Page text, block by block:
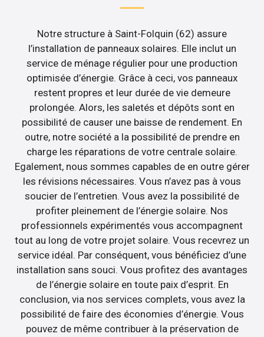
Notre structure à Saint-Folquin (62) assure
l’installation de panneaux solaires. Elle inclut un
service de ménage régulier pour une production
optimisée d’énergie. Grâce à ceci, vos panneaux
restent propres et leur durée de vie demeure
prolongée. Alors, les saletés et dépôts sont en
possibilité de causer une baisse de rendement. En
outre, notre société a la possibilité de prendre en
charge les réparations de votre centrale solaire.
Egalement, nous sommes capables de en outre gérer
les révisions nécessaires. Vous n’avez pas à vous
soucier de l’entretien. Vous avez la possibilité de
profiter pleinement de l’énergie solaire. Nos
professionnels expérimentés vous accompagnent
tout au long de votre projet solaire. Vous recevrez un
service idéal. Par conséquent, vous bénéficiez d’une
installation sans souci. Vous profitez des avantages
de l’énergie solaire en toute paix d’esprit. En
conclusion, via nos services complets, vous avez la
possibilité de faire des économies d’énergie. Vous
pouvez de même contribuer à la préservation de